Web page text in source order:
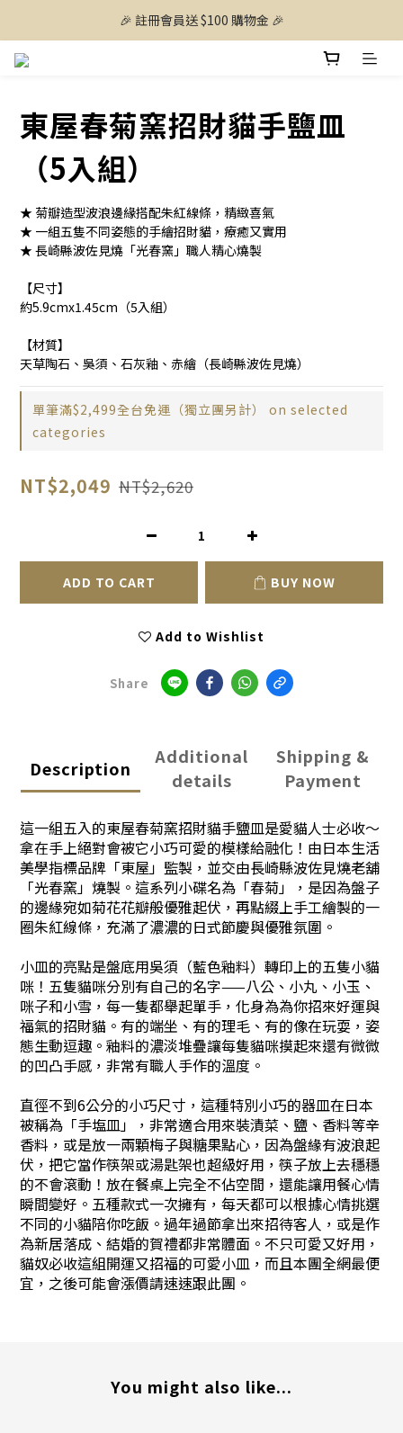
🎉 註冊會員送 $100 購物金 🎉
東屋春菊窯招財貓手鹽皿
（5入組）
★ 菊瓣造型波浪邊緣搭配朱紅線條，精緻喜氣
★ 一組五隻不同姿態的手繪招財貓，療癒又實用
★ 長崎縣波佐見燒「光春窯」職人精心燒製
【尺寸】
約5.9cmx1.45cm（5入組）
【材質】
天草陶石、吳須、石灰釉、赤繪（長崎縣波佐見燒）
單筆滿$2,499全台免運（獨立團另計） on selected
categories
NT$2,049 NT$2,620
ADD TO CART BUY NOW
Add to Wishlist
Share
Description
Additional
details
Shipping &
Payment
這一組五入的東屋春菊窯招財貓手鹽皿是愛貓人士必收～
拿在手上絕對會被它小巧可愛的模樣給融化！由日本生活
美學指標品牌「東屋」監製，並交由長崎縣波佐見燒老舖
「光春窯」燒製。這系列小碟名為「春菊」，是因為盤子
的邊緣宛如菊花花瓣般優雅起伏，再點綴上手工繪製的一
圈朱紅線條，充滿了濃濃的日式節慶與優雅氛圍。
小皿的亮點是盤底用吳須（藍色釉料）轉印上的五隻小貓
咪！五隻貓咪分別有自己的名字——八公、小丸、小玉、
咪子和小雪，每一隻都舉起單手，化身為為你招來好運與
福氣的招財貓。有的端坐、有的理毛、有的像在玩耍，姿
態生動逗趣。釉料的濃淡堆疊讓每隻貓咪摸起來還有微微
的凹凸手感，非常有職人手作的溫度。
直徑不到6公分的小巧尺寸，這種特別小巧的器皿在日本
被稱為「手塩皿」，非常適合用來裝漬菜、鹽、香料等辛
香料，或是放一兩顆梅子與糖果點心，因為盤緣有波浪起
伏，把它當作筷架或湯匙架也超級好用，筷子放上去穩穩
的不會滾動！放在餐桌上完全不佔空間，還能讓用餐心情
瞬間變好。五種款式一次擁有，每天都可以根據心情挑選
不同的小貓陪你吃飯。過年過節拿出來招待客人，或是作
為新居落成、結婚的賀禮都非常體面。不只可愛又好用，
貓奴必收這組開運又招福的可愛小皿，而且本團全網最便
宜，之後可能會漲價請速速跟此團。
You might also like...